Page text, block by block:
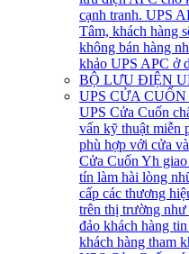
cạnh tranh. UPS
Tâm, khách hàng
không bán hàng
khảo UPS APC ở
BỘ LƯU ĐIỆN
UPS CỬA CUỐN
UPS Cửa Cuốn
vấn kỹ thuật miễn
phù hợp với cửa
Cửa Cuốn Yh
tín làm hài lòng
cấp các thương
trên thị trường
đảo khách hàng
khách hàng tham